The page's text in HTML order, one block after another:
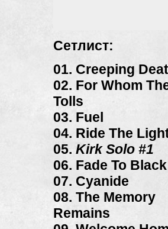
Сетлист:
01. Creeping
02. For Whom
Tolls
03. Fuel
04. Ride The
05. Kirk Solo #1
06. Fade To Black
07. Cyanide
08. The Memory
Remains